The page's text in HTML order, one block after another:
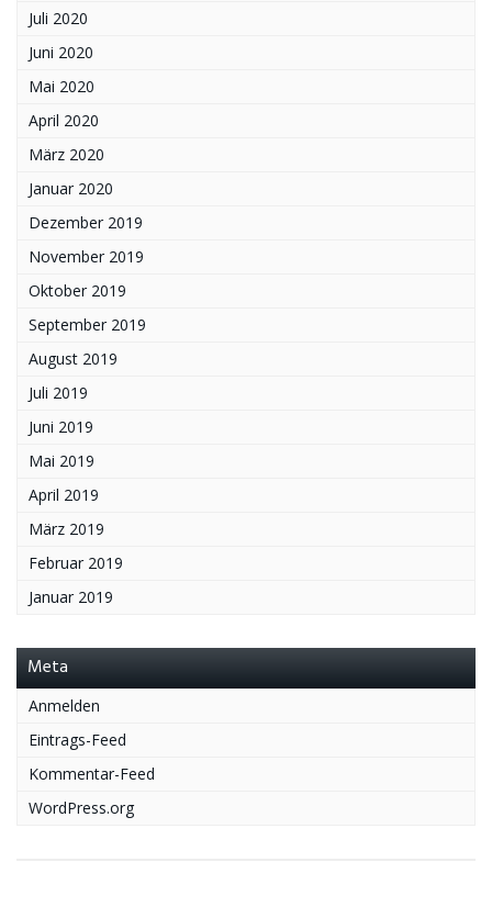
Juli 2020
Juni 2020
Mai 2020
April 2020
März 2020
Januar 2020
Dezember 2019
November 2019
Oktober 2019
September 2019
August 2019
Juli 2019
Juni 2019
Mai 2019
April 2019
März 2019
Februar 2019
Januar 2019
Meta
Anmelden
Eintrags-Feed
Kommentar-Feed
WordPress.org